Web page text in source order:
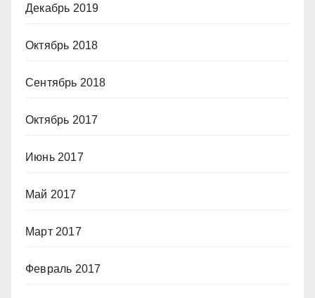
Декабрь 2019
Октябрь 2018
Сентябрь 2018
Октябрь 2017
Июнь 2017
Май 2017
Март 2017
Февраль 2017